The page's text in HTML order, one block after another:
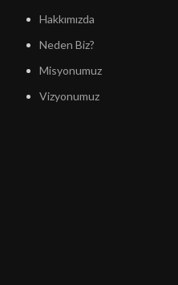
Hakkımızda
Neden Biz?
Misyonumuz
Vizyonumuz